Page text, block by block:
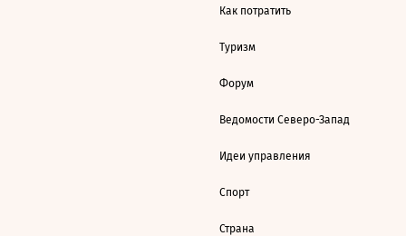
Как потратить
Туризм
Форум
Ведомости Северо-Запад
Идеи управления
Спорт
Страна